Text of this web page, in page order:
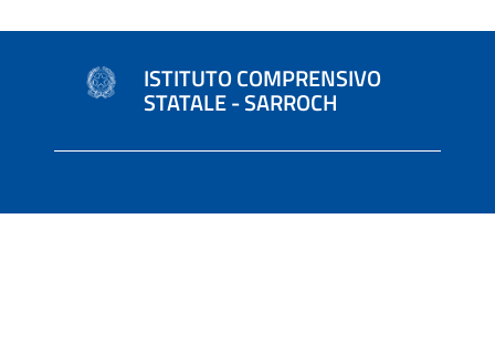
ISTITUTO COMPRENSIVO
STATALE - SARROCH